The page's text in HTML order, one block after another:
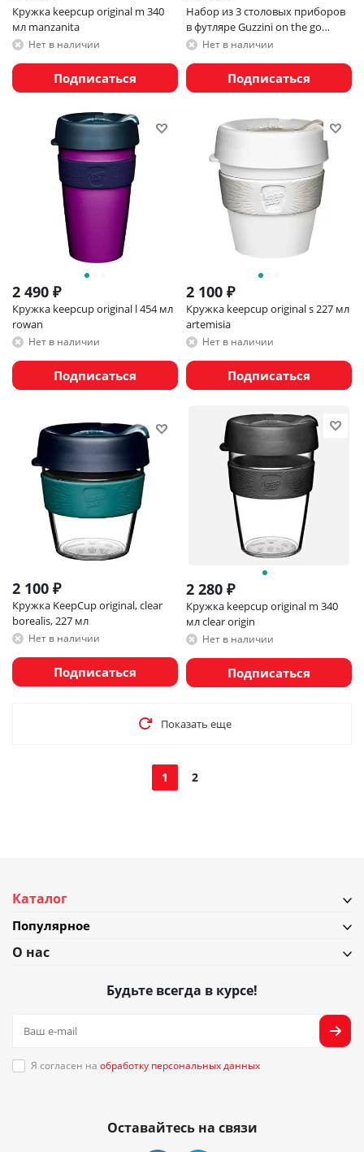
Кружка keepcup original m 340
мл manzanita
Нет в наличии
Подписаться
Набор из 3 столовых приборов
в футляре Guzzini on the go
белыйНет в наличии
Подписаться
2 490 ₽
Кружка keepcup original l 454 мл
rowan
Нет в наличии
Подписаться
2 100 ₽
Кружка keepcup original s 227 мл
artemisia
Нет в наличии
Подписаться
2 100 ₽
Кружка KeepCup original, clear
borealis, 227 мл
Нет в наличии
Подписаться
2 280 ₽
Кружка keepcup original m 340
мл clear origin
Нет в наличии
Подписаться
Показать еще
1 2
Каталог
Популярное
О нас
Будьте всегда в курсе!
Я согласен на обработку персональных данных
Оставайтесь на связи